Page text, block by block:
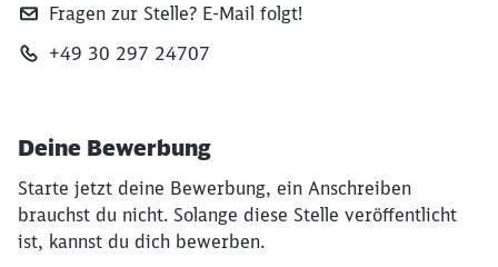
Fragen zur Stelle? E‑Mail folgt!
+49 30 297 24707
Deine Bewerbung
Starte jetzt deine Bewerbung, ein Anschreiben
brauchst du nicht. Solange diese Stelle veröffentlicht
ist, kannst du dich bewerben.